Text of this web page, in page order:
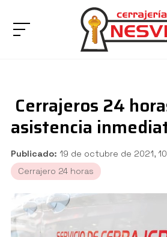
Cerrajeros 24
asistencia
Publicado: 19 de octubre de 2021,
Cerrajero 24 horas